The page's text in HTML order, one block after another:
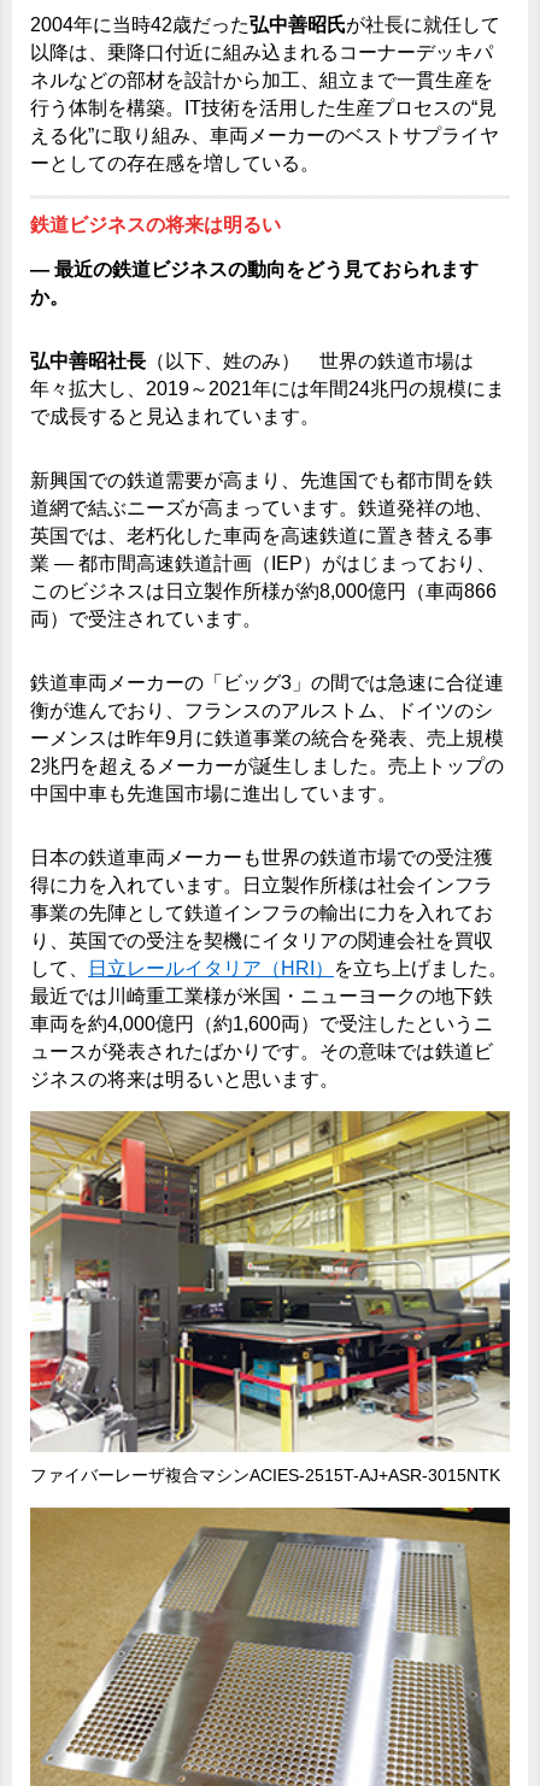
2004年に当時42歳だった弘中善昭氏が社長に就任して
以降は、乗降口付近に組み込まれるコーナーデッキパ
ネルなどの部材を設計から加工、組立まで一貫生産を
行う体制を構築。IT技術を活用した生産プロセスの“見
える化”に取り組み、車両メーカーのベストサプライヤ
ーとしての存在感を増している。
鉄道ビジネスの将来は明るい
― 最近の鉄道ビジネスの動向をどう見ておられます
か。
弘中善昭社長 （以下、姓のみ） 世界の鉄道市場は
年々拡大し、2019～2021年には年間24兆円の規模にま
で成長すると見込まれています。
新興国での鉄道需要が高まり、先進国でも都市間を鉄
道網で結ぶニーズが高まっています。鉄道発祥の地、
英国では、老朽化した車両を高速鉄道に置き替える事
業 ― 都市間高速鉄道計画（IEP）がはじまっており、
このビジネスは日立製作所様が約8,000億円（車両866
両）で受注されています。
鉄道車両メーカーの「ビッグ3」の間では急速に合従連
衡が進んでおり、フランスのアルストム、ドイツのシ
ーメンスは昨年9月に鉄道事業の統合を発表、売上規模
2兆円を超えるメーカーが誕生しました。売上トップの
中国中車も先進国市場に進出しています。
日本の鉄道車両メーカーも世界の鉄道市場での受注獲
得に力を入れています。日立製作所様は社会インフラ
事業の先陣として鉄道インフラの輸出に力を入れてお
り、英国での受注を契機にイタリアの関連会社を買収
して、
日立レールイタリア（HRI）
を立ち上げました。
最近では川崎重工業様が米国・ニューヨークの地下鉄
車両を約4,000億円（約1,600両）で受注したというニ
ュースが発表されたばかりです。その意味では鉄道ビ
ジネスの将来は明るいと思います。
ファイバーレーザ複合マシンACIES-2515T-AJ+ASR-3015NTK